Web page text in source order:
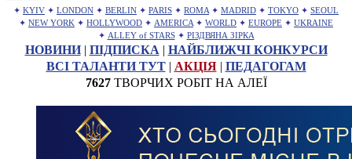
✦ KYIV ✦ LONDON ✦ BERLIN ✦ PARIS ✦ ROMA ✦ MADRID ✦ TOKYO ✦ SEOUL
✦ NEW YORK ✦ HOLLYWOOD ✦ AMERICA ✦ WORLD ✦ EUROPE ✦ UKRAINE
✦ ALLEY of STARS ✦ РІЗДВЯНА ЗІРКА
НОВИНИ| ПІДПИСКА | НАЙБЛИЖЧІ КОНКУРСИ
ВСІ ТАЛАНТИ ТУТ| АКЦІЯ| ПЕДАГОГАМ
7627ТВОРЧИХ РОБІТ НА АЛЕЇ